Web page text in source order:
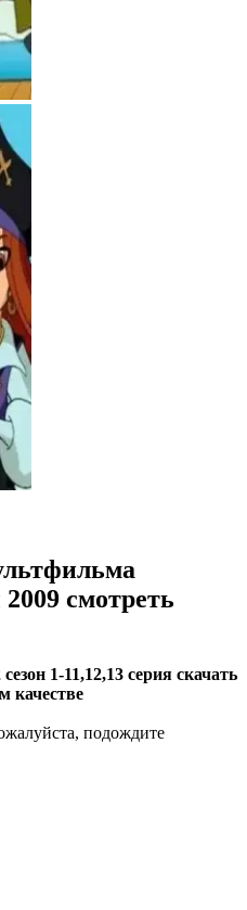
смотреть
1-11,12,13 серия скачать
качестве
подождите